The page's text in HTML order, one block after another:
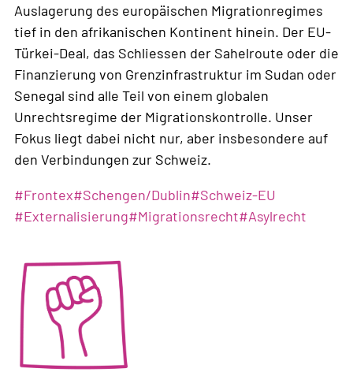
Auslagerung des europäischen Migrationregimes
tief in den afrikanischen Kontinent hinein. Der EU-
Türkei-Deal, das Schliessen der Sahelroute oder die
Finanzierung von Grenzinfrastruktur im Sudan oder
Senegal sind alle Teil von einem globalen
Unrechtsregime der Migrationskontrolle. Unser
Fokus liegt dabei nicht nur, aber insbesondere auf
den Verbindungen zur Schweiz.
Weiterlesen
über
und
Grenzregime
Globale
Mobilität
#Frontex#Schengen/Dublin#Schweiz-EU
#Externalisierung#Migrationsrecht#Asylrecht